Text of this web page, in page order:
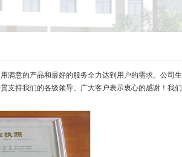
意的产品和最好的服务全力达到用户的需求。公司生
支持我们的各级领导、广大客户表示衷心的感谢！我们